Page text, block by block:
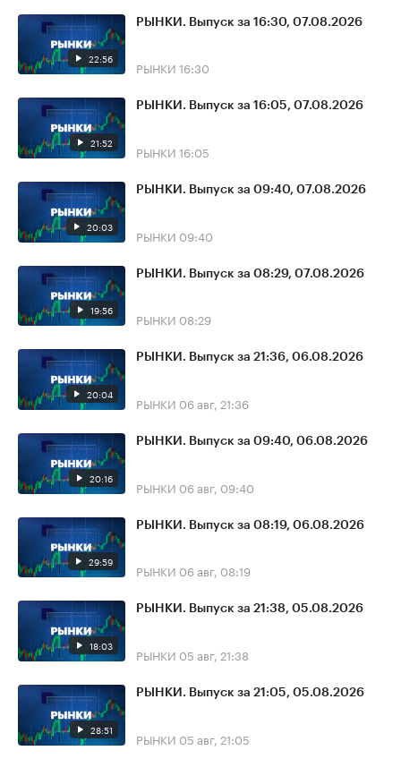
22:56
РЫНКИ. Выпуск за 16:30, 07.08.2026
РЫНКИ 16:30
21:52
РЫНКИ. Выпуск за 16:05, 07.08.2026
РЫНКИ 16:05
20:03
РЫНКИ. Выпуск за 09:40, 07.08.2026
РЫНКИ 09:40
19:56
РЫНКИ. Выпуск за 08:29, 07.08.2026
РЫНКИ 08:29
20:04
РЫНКИ. Выпуск за 21:36, 06.08.2026
РЫНКИ 06 авг, 21:36
20:16
РЫНКИ. Выпуск за 09:40, 06.08.2026
РЫНКИ 06 авг, 09:40
29:59
РЫНКИ. Выпуск за 08:19, 06.08.2026
РЫНКИ 06 авг, 08:19
18:03
РЫНКИ. Выпуск за 21:38, 05.08.2026
РЫНКИ 05 авг, 21:38
28:51
РЫНКИ. Выпуск за 21:05, 05.08.2026
РЫНКИ 05 авг, 21:05